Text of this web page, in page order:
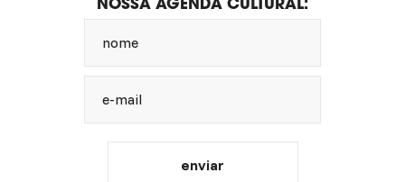
nome
e-mail
enviar